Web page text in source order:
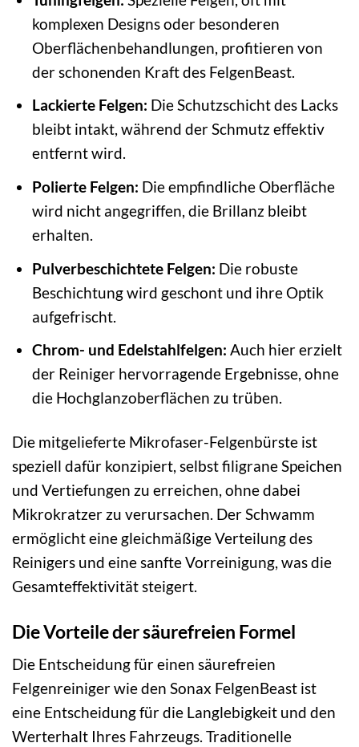
komplexen Designs oder besonderen
Oberflächenbehandlungen, profitieren von
der schonenden Kraft des FelgenBeast.
Lackierte Felgen: Die Schutzschicht des Lacks
bleibt intakt, während der Schmutz effektiv
entfernt wird.
Polierte Felgen: Die empfindliche Oberfläche
wird nicht angegriffen, die Brillanz bleibt
erhalten.
Pulverbeschichtete Felgen: Die robuste
Beschichtung wird geschont und ihre Optik
aufgefrischt.
Chrom- und Edelstahlfelgen: Auch hier erzielt
der Reiniger hervorragende Ergebnisse, ohne
die Hochglanzoberflächen zu trüben.
Die mitgelieferte Mikrofaser-Felgenbürste ist
speziell dafür konzipiert, selbst filigrane Speichen
und Vertiefungen zu erreichen, ohne dabei
Mikrokratzer zu verursachen. Der Schwamm
ermöglicht eine gleichmäßige Verteilung des
Reinigers und eine sanfte Vorreinigung, was die
Gesamteffektivität steigert.
Die Vorteile der säurefreien Formel
Die Entscheidung für einen säurefreien
Felgenreiniger wie den Sonax FelgenBeast ist
eine Entscheidung für die Langlebigkeit und den
Werterhalt Ihres Fahrzeugs. Traditionelle